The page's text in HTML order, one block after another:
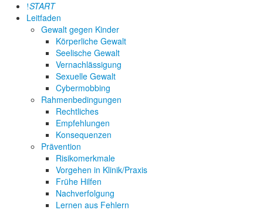
START
Leitfaden
Gewalt gegen Kinder
Körperliche Gewalt
Seelische Gewalt
Vernachlässigung
Sexuelle Gewalt
Cybermobbing
Rahmenbedingungen
Rechtliches
Empfehlungen
Konsequenzen
Prävention
Risikomerkmale
Vorgehen in Klinik/Praxis
Frühe Hilfen
Nachverfolgung
Lernen aus Fehlern